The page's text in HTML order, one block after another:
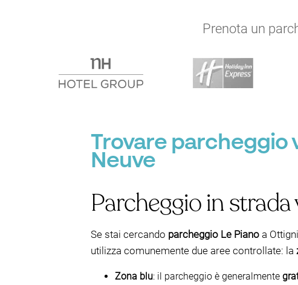
Prenota un
Trovare parcheggio
Neuve
Parcheggio in
Se stai cercando parcheggio Le Piano a
utilizza comunemente due aree controllate: la
Zona blu: il parcheggio è generalmente